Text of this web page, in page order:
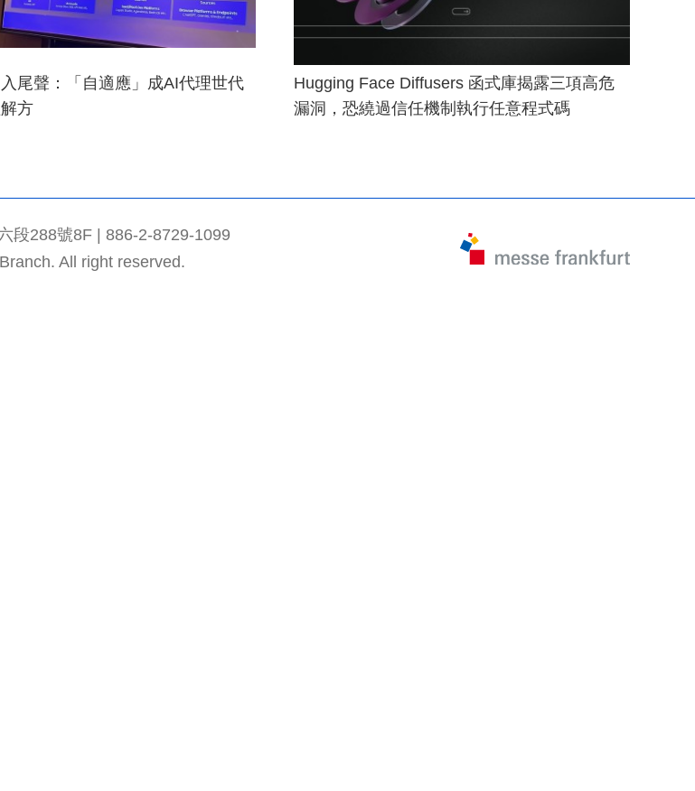
尾聲：「自適應」成AI代理世代
方
Hugging Face Diffusers 函式庫揭露三項高危
漏洞，恐繞過信任機制執行任意程式碼
段288號8F | 886-2-8729-1099
All right reserved.